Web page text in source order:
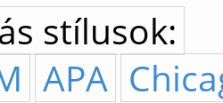
stílusok:
APA